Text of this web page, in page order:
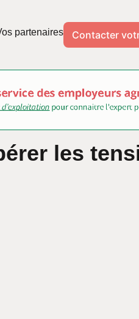
partenaires Contacter
les